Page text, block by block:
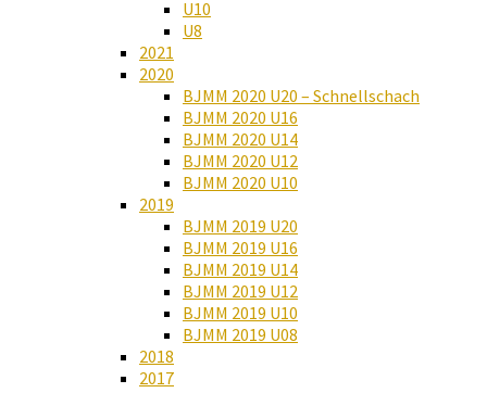
U10
U8
2021
2020
BJMM 2020 U20 – Schnellschach
BJMM 2020 U16
BJMM 2020 U14
BJMM 2020 U12
BJMM 2020 U10
2019
BJMM 2019 U20
BJMM 2019 U16
BJMM 2019 U14
BJMM 2019 U12
BJMM 2019 U10
BJMM 2019 U08
2018
2017